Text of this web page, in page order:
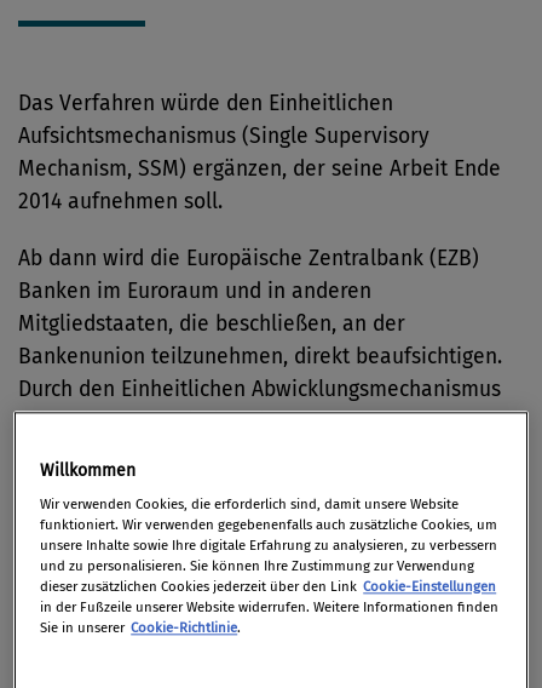
Das Verfahren würde den Einheitlichen
Aufsichtsmechanismus (Single Supervisory
Mechanism, SSM) ergänzen, der seine Arbeit Ende
2014 aufnehmen soll.
Ab dann wird die Europäische Zentralbank (EZB)
Banken im Euroraum und in anderen
Mitgliedstaaten, die beschließen, an der
Bankenunion teilzunehmen, direkt beaufsichtigen.
Durch den Einheitlichen Abwicklungsmechanismus
würde laut Kommission sichergestellt, dass dem
SSM unterliegende Banken, die in ernsthafte
minimalen Kosten für den Steuerzahler und die
Realwirtschaft abgewickelt werden können.
Hierzu der für Binnenmarkt und Dienstleistungen
zuständige Kommissar Michel Barnier: „Wir haben
Willkommen
Wir verwenden Cookies, die erforderlich sind, damit unsere Website
funktioniert. Wir verwenden gegebenenfalls auch zusätzliche Cookies, um
unsere Inhalte sowie Ihre digitale Erfahrung zu analysieren, zu verbessern
und zu personalisieren. Sie können Ihre Zustimmung zur Verwendung
dieser zusätzlichen Cookies jederzeit über den Link Cookie-Einstellungen
in der Fußzeile unserer Website widerrufen. Weitere Informationen finden
Sie in unserer Cookie-Richtlinie.